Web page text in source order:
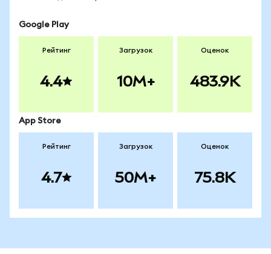
Google Play
Рейтинг
4.4
Загрузок
10M+
Оценок
483.9K
App Store
Рейтинг
4.7
Загрузок
50M+
Оценок
75.8K